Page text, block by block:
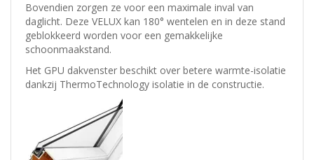
Bovendien zorgen ze voor een maximale inval van
daglicht. Deze VELUX kan 180° wentelen en in deze stand
geblokkeerd worden voor een gemakkelijke
schoonmaakstand.
Het GPU dakvenster beschikt over betere warmte-isolatie
dankzij ThermoTechnology isolatie in de constructie.